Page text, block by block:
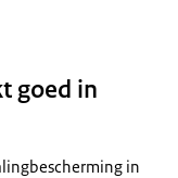
goed in
in